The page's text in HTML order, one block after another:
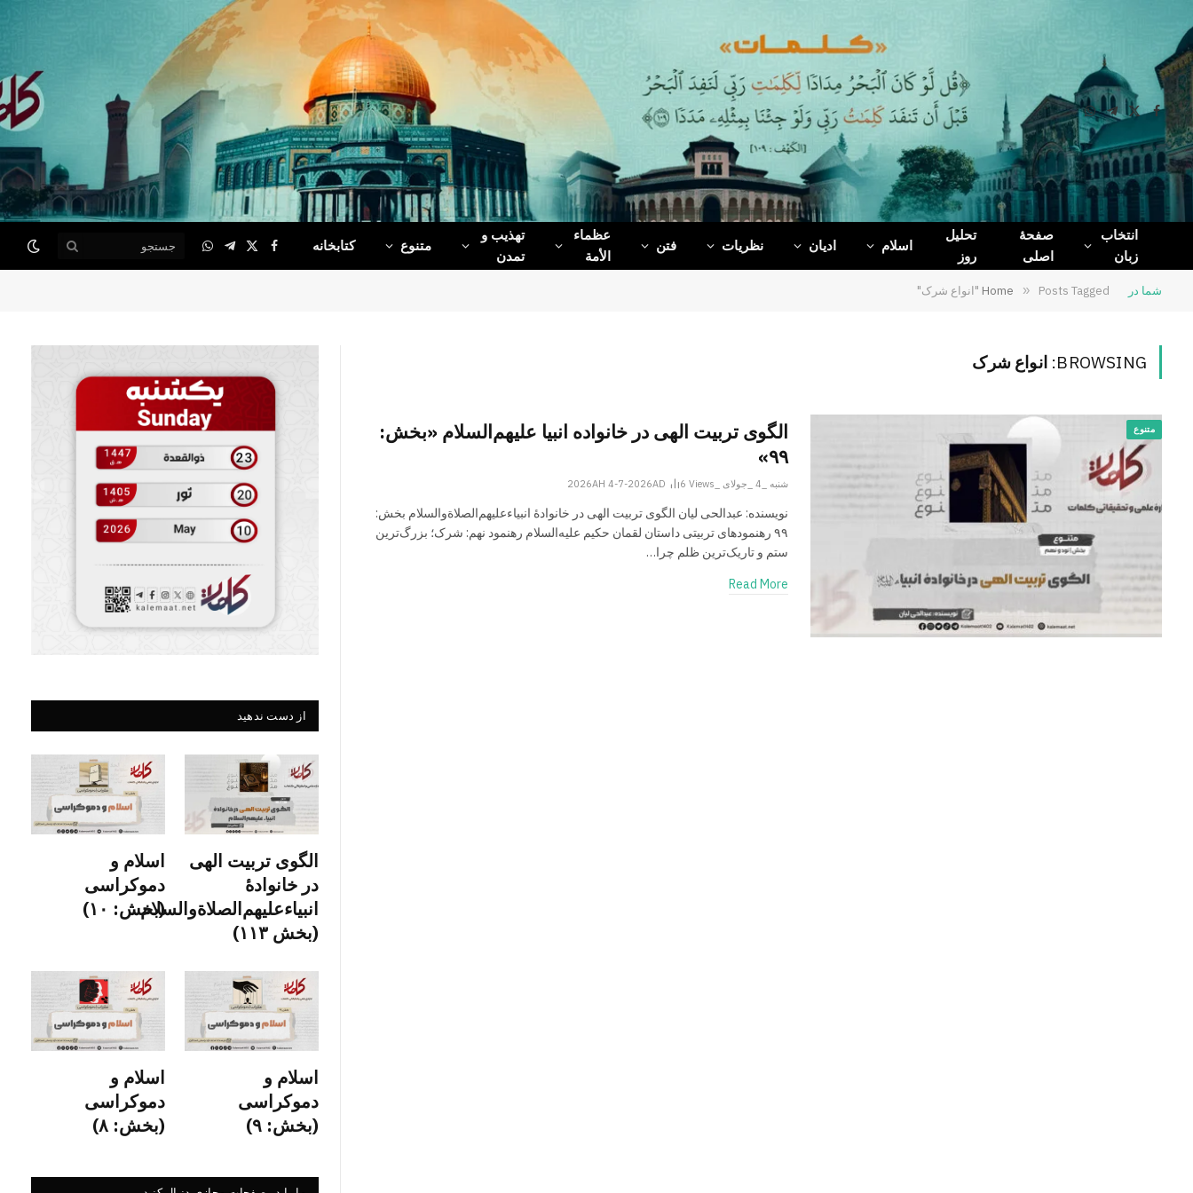
Facebook
X
(Twitter)
Telegram
WhatsApp
انتخاب
زبان
صفحۀ
اصلی
تحلیل
روز
اسلام ادیان نظریات فتن
عظماء‌
الأمة
تهذیب و
تمدن
متنوع کتابخانه Facebook
X
(Twitter)
Telegram
WhatsApp
شما در Home » Posts Tagged "انواع شرک"
BROWSING: انواع شرک
متنوع
الگوی تربیت الهی در خانواده انبیا‌‌ علیهم‌السلام «بخش:
۹۹»
شنبه _4 _جولای _2026AH 4-7-2026AD 6Views
نویسنده: عبدالحی لیان الگوی تربیت الهی در خانوادۀ انبیاءعلیهم‌الصلاةو‌السلام بخش:
۹۹ رهنمود‌های تربیتی داستان لقمان حکیم علیه‌السلام رهنمود نهم: شرک؛ بزرگ‌ترین
ستم و تاریک‌ترین ظلم چرا…
Read More
از دست ندهید
الگوی تربیت الهی
در خانوادۀ
انبیاءعلیهم‌الصلاةو‌السلام
(بخش ۱۱۳)
اسلام و
دموکراسی
(بخش: ۱۰)
اسلام و
دموکراسی
(بخش: ۹)
اسلام و
دموکراسی
(بخش: ۸)